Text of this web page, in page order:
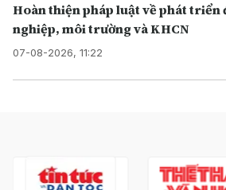
Hoàn thiện pháp luật về phát triển
nghiệp, môi trường và KHCN
07-08-2026, 11:22